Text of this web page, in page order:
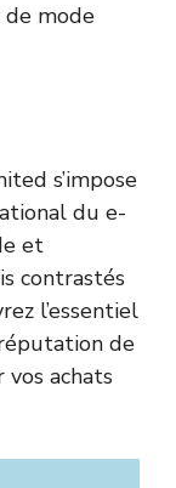
mode
s’impose
du e-
et
contrastés
l’essentiel
de
achats